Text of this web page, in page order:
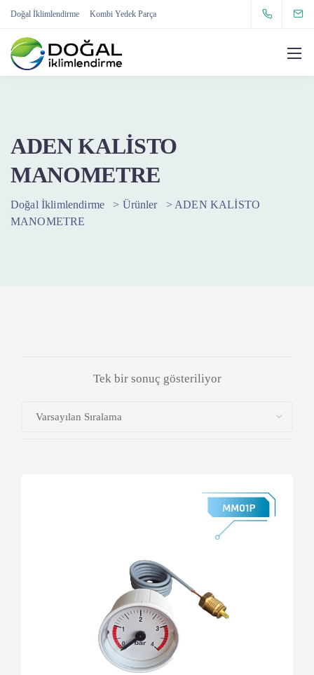
Doğal İklimlendirme Kombi Yedek Parça
ADEN KALİSTO
MANOMETRE
Doğal İklimlendirme > Ürünler > ADEN KALİSTO
MANOMETRE
Tek bir sonuç gösteriliyor